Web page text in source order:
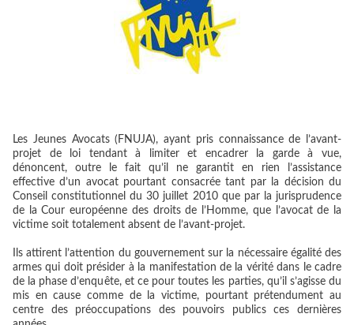
Les Jeunes Avocats (FNUJA), ayant pris connaissance de l’avant-
projet de loi tendant à limiter et encadrer la garde à vue,
dénoncent, outre le fait qu’il ne garantit en rien l’assistance
effective d’un avocat pourtant consacrée tant par la décision du
Conseil constitutionnel du 30 juillet 2010 que par la jurisprudence
de la Cour européenne des droits de l’Homme, que l’avocat de la
victime soit totalement absent de l’avant-projet.
Ils attirent l’attention du gouvernement sur la nécessaire égalité des
armes qui doit présider à la manifestation de la vérité dans le cadre
de la phase d’enquête, et ce pour toutes les parties, qu’il s’agisse du
mis en cause comme de la victime, pourtant prétendument au
centre des préoccupations des pouvoirs publics ces dernières